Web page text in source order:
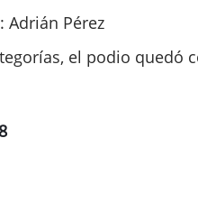
Adrián Pérez
el podio quedó